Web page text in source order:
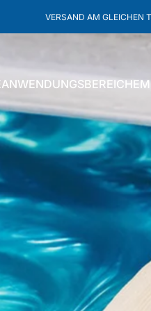
GRATIS VERSAND
ANWENDUNGSBEREICHE
ANWENDUNGSBEREICHE